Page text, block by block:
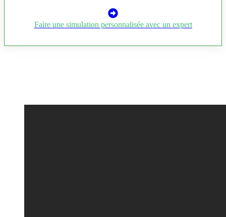
Faire une simulation personnalisée avec un expert